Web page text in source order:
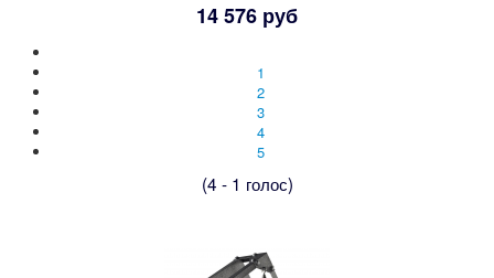
14 576 руб
1
2
3
4
5
(4 - 1 голос)